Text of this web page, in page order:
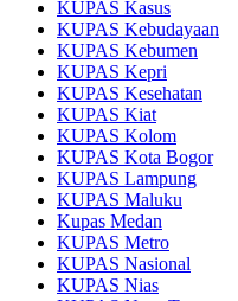
KUPAS Kasus
KUPAS Kebudayaan
KUPAS Kebumen
KUPAS Kepri
KUPAS Kesehatan
KUPAS Kiat
KUPAS Kolom
KUPAS Kota Bogor
KUPAS Lampung
KUPAS Maluku
Kupas Medan
KUPAS Metro
KUPAS Nasional
KUPAS Nias